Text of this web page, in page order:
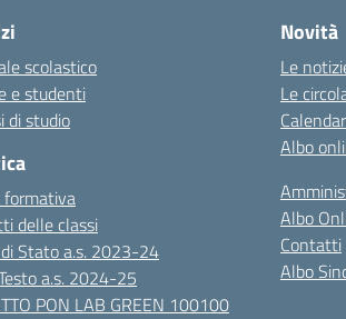
scolastico
e studenti
di studio
delle classi
Stato a.s. 2023-24
a.s. 2024-25
PON LAB GREEN 100100
Novità
Le
Le
Albo
Albo
Contatti
Albo